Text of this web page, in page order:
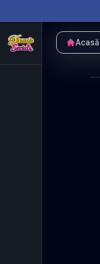
Acasă